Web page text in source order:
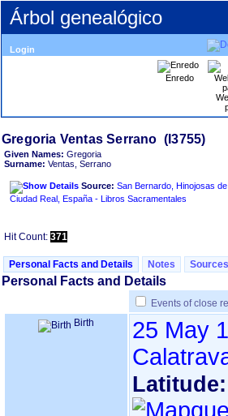
Árbol genealógico
Login
Enredo
Given Names: Gregoria
Surname: Ventas, Serrano
Source: San Bernardo, Hinojosas de
Ciudad Real, España - Libros Sacramentales
Hit Count: 371
Personal Facts and Details Notes Sources
Personal Facts and Details
Events of close
Birth
25 May
Latitude: